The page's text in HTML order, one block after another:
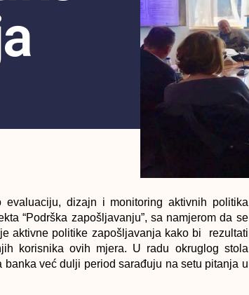
dizajn i monitoring aktivnih politika
“Podrška zapošljavanju”, sa namjerom da se
aktivne politike zapošljavanja kako bi rezultati
korisnika ovih mjera. U radu okruglog stola
već dulji period sarađuju na setu pitanja u